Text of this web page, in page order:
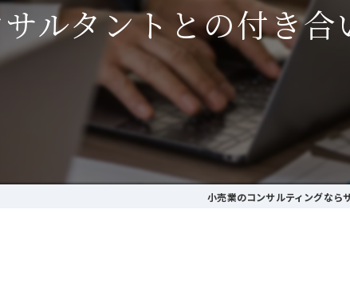
ルタントとの付き合
小売業のコンサルティングなら